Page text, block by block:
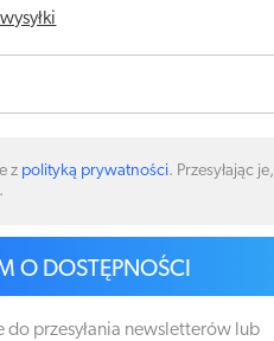
z polityką prywatności. Przesyłając je,
O DOSTĘPNOŚCI
do przesyłania newsletterów lub